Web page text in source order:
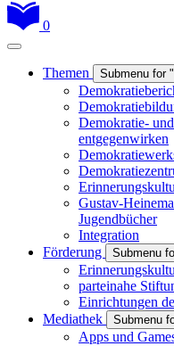
0
Themen Submenu for
Demokratie-
entgegenwirken
Gustav-
Jugendbücher
Integration
Förderung
Submenu
parteinahe
Einrichtungen
Mediathek
Submenu
Apps und